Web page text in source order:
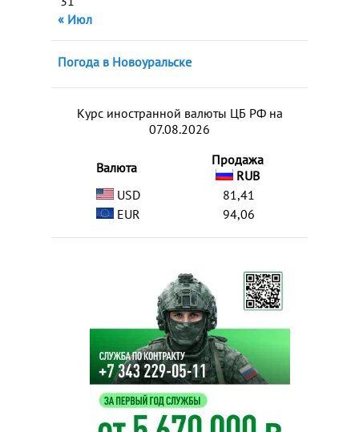
« Июл
Погода в Новоуральске
Курс иностранной валюты ЦБ РФ на
07.08.2026
Валюта
Продажа
RUB
USD
81,41
EUR
94,06